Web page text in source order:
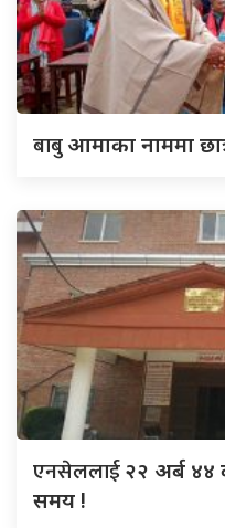
बाबुआमाका नाममा
एनसेललाई२२ अर्ब ४४
समय !